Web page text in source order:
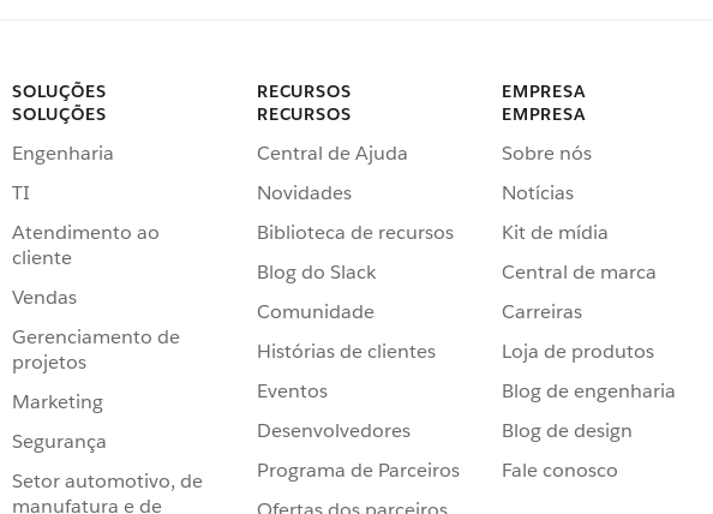
SOLUÇÕES
SOLUÇÕES
Engenharia
TI
Atendimento ao
cliente
Vendas
Gerenciamento de
projetos
Marketing
Segurança
Setor automotivo, de
manufatura e de
RECURSOS
RECURSOS
Central de Ajuda
Novidades
Biblioteca de recursos
Blog do Slack
Comunidade
Histórias de clientes
Eventos
Desenvolvedores
Programa de Parceiros
EMPRESA
EMPRESA
Sobre nós
Notícias
Kit de mídia
Central de marca
Carreiras
Loja de produtos
Blog de engenharia
Blog de design
Fale conosco